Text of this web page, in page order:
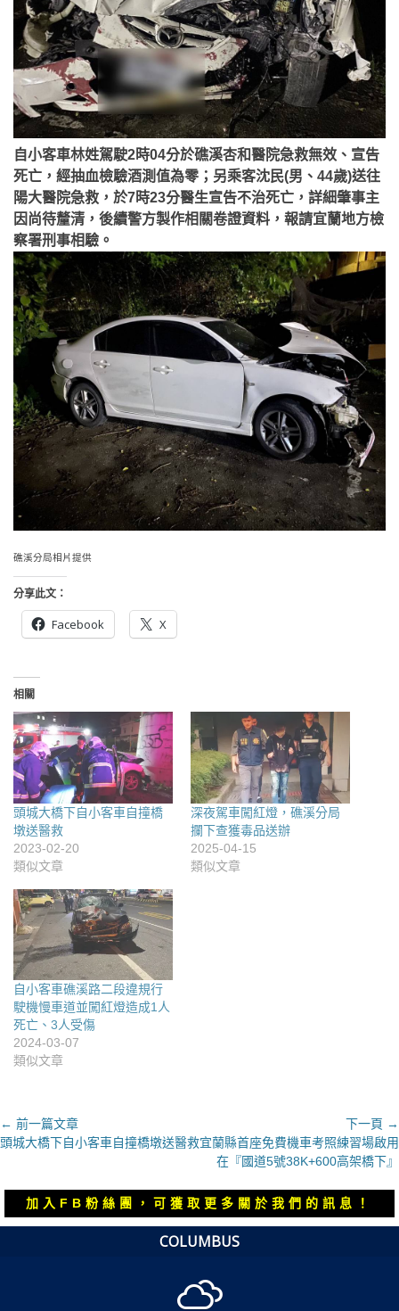
自小客車林姓駕駛2時04分於礁溪杏和醫院急救無效、宣告
死亡，經抽血檢驗酒測值為零；另乘客沈民(男、44歲)送往
陽大醫院急救，於7時23分醫生宣告不治死亡，詳細肇事主
因尚待釐清，後續警方製作相關卷證資料，報請宜蘭地方檢
察署刑事相驗。
礁溪分局相片提供
分享此文：
Facebook X
相關
頭城大橋下自小客車自撞橋
墩送醫救
2023-02-20
類似文章
深夜駕車闖紅燈，礁溪分局
攔下查獲毒品送辦
2025-04-15
類似文章
自小客車礁溪路二段違規行
駛機慢車道並闖紅燈造成1人
死亡、3人受傷
2024-03-07
類似文章
文
章
覽
← 前一篇文章
上
章：
頭城大橋下自小客車自撞橋墩送醫救
下一頁 →
下
文
章：
宜蘭縣首座免費機車考照練習場啟用
在『國道5號38K+600高架橋下』
加入FB粉絲團，可獲取更多關於我們的訊息！
COLUMBUS